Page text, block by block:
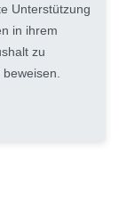
Unterstützung
in ihrem
zu